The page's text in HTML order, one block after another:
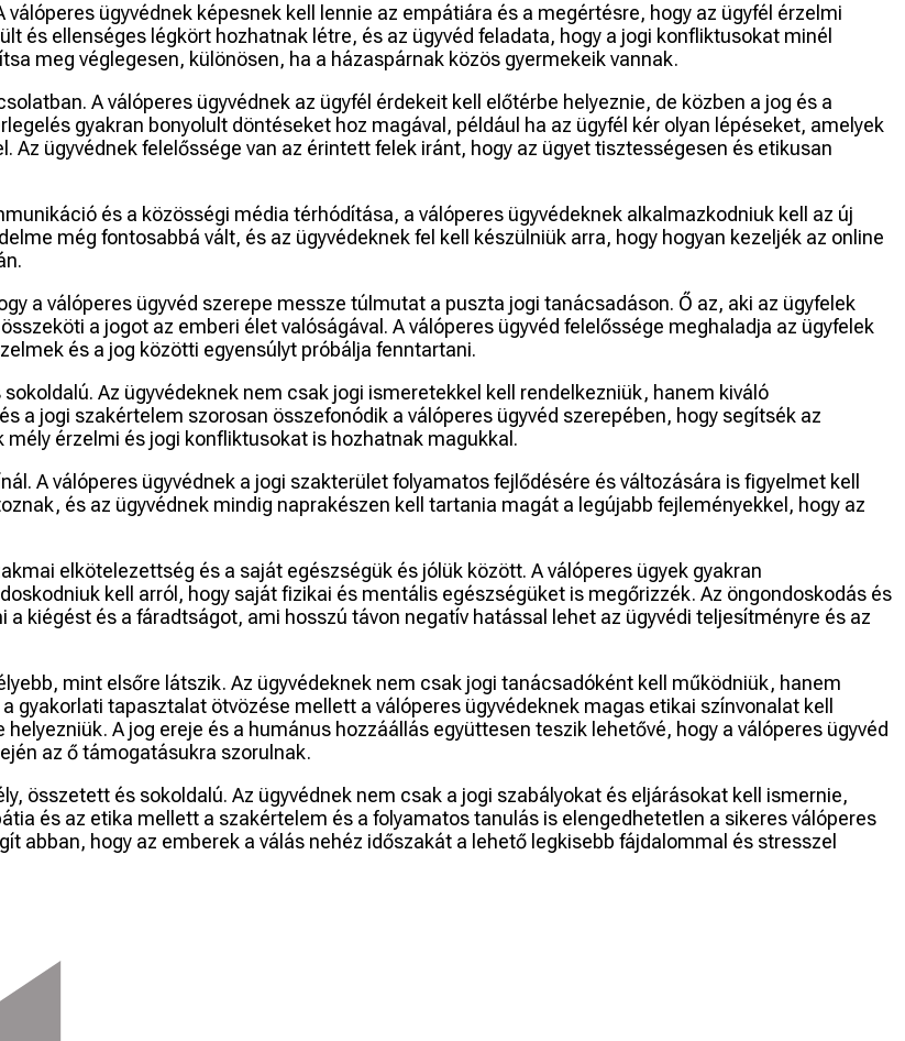
ügyvédnek képesnek kell lennie az empátiára és a megértésre, hogy az ügyfél érzelmi
és ellenséges légkört hozhatnak létre, és az ügyvéd feladata, hogy a jogi konfliktusokat minél
meg véglegesen, különösen, ha a házaspárnak közös gyermekeik vannak.
A válóperes ügyvédnek az ügyfél érdekeit kell előtérbe helyeznie, de közben a jog és a
gyakran bonyolult döntéseket hoz magával, például ha az ügyfél kér olyan lépéseket, amelyek
ügyvédnek felelőssége van az érintett felek iránt, hogy az ügyet tisztességesen és etikusan
és a közösségi média térhódítása, a válóperes ügyvédeknek alkalmazkodniuk kell az új
még fontosabbá vált, és az ügyvédeknek fel kell készülniük arra, hogy hogyan kezeljék az online
a válóperes ügyvéd szerepe messze túlmutat a puszta jogi tanácsadáson. Ő az, aki az ügyfelek
a jogot az emberi élet valóságával. A válóperes ügyvéd felelőssége meghaladja az ügyfelek
és a jog közötti egyensúlyt próbálja fenntartani.
Az ügyvédeknek nem csak jogi ismeretekkel kell rendelkezniük, hanem kiváló
a jogi szakértelem szorosan összefonódik a válóperes ügyvéd szerepében, hogy segítsék az
érzelmi és jogi konfliktusokat is hozhatnak magukkal.
A válóperes ügyvédnek a jogi szakterület folyamatos fejlődésére és változására is figyelmet kell
és az ügyvédnek mindig naprakészen kell tartania magát a legújabb fejleményekkel, hogy az
elkötelezettség és a saját egészségük és jólük között. A válóperes ügyek gyakran
kell arról, hogy saját fizikai és mentális egészségüket is megőrizzék. Az öngondoskodás és
kiégést és a fáradtságot, ami hosszú távon negatív hatással lehet az ügyvédi teljesítményre és az
mint elsőre látszik. Az ügyvédeknek nem csak jogi tanácsadóként kell működniük, hanem
tapasztalat ötvözése mellett a válóperes ügyvédeknek magas etikai színvonalat kell
A jog ereje és a humánus hozzáállás együttesen teszik lehetővé, hogy a válóperes ügyvéd
az ő támogatásukra szorulnak.
összetett és sokoldalú. Az ügyvédnek nem csak a jogi szabályokat és eljárásokat kell ismernie,
és az etika mellett a szakértelem és a folyamatos tanulás is elengedhetetlen a sikeres válóperes
abban, hogy az emberek a válás nehéz időszakát a lehető legkisebb fájdalommal és stresszel